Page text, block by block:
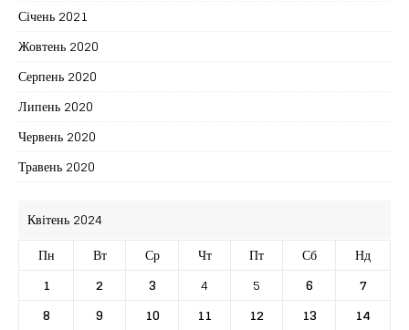
Січень 2021
Жовтень 2020
Серпень 2020
Липень 2020
Червень 2020
Травень 2020
Квітень 2024
Пн
Вт Ср Чт Пт Сб
Нд
1
2 3 4 5 6
7
8
9 10 11 12 13
14